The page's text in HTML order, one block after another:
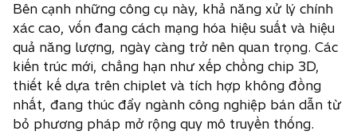
Bên cạnh những công cụ này, khả năng xử lý chính
xác cao, vốn đang cách mạng hóa hiệu suất và hiệu
quả năng lượng, ngày càng trở nên quan trọng. Các
kiến ​​trúc mới, chẳng hạn như xếp chồng chip 3D,
thiết kế dựa trên chiplet và tích hợp không đồng
nhất, đang thúc đẩy ngành công nghiệp bán dẫn từ
bỏ phương pháp mở rộng quy mô truyền thống.